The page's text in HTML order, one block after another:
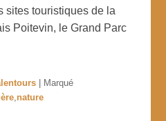
sites touristiques de la
Poitevin, le Grand Parc
Marqué
nature